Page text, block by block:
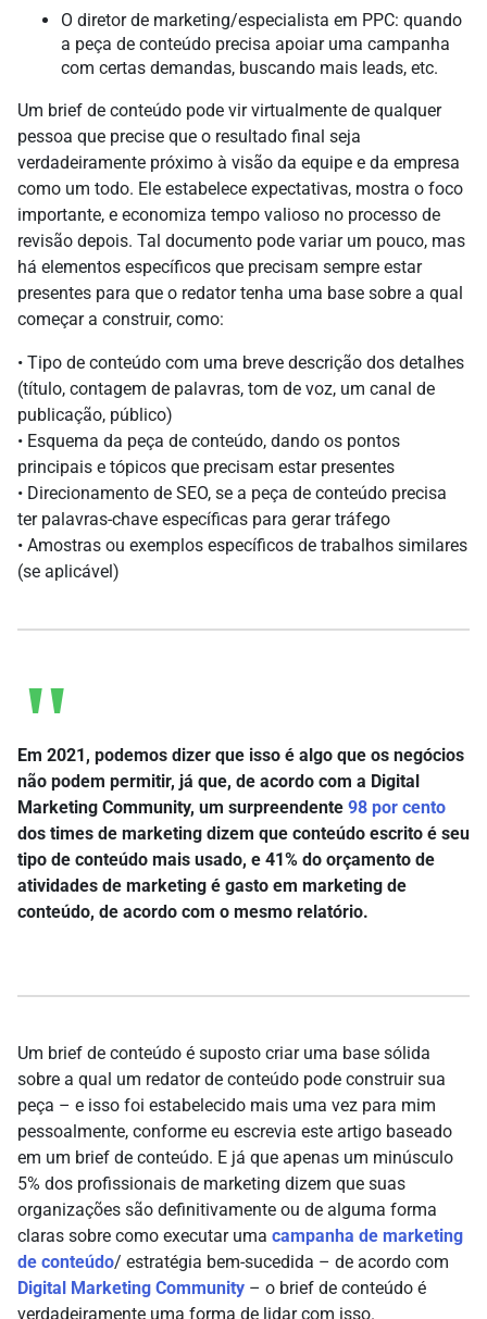
O diretor de marketing/especialista em PPC: quando
a peça de conteúdo precisa apoiar uma campanha
com certas demandas, buscando mais leads, etc.
Um brief de conteúdo pode vir virtualmente de qualquer
pessoa que precise que o resultado final seja
verdadeiramente próximo à visão da equipe e da empresa
como um todo. Ele estabelece expectativas, mostra o foco
importante, e economiza tempo valioso no processo de
revisão depois. Tal documento pode variar um pouco, mas
há elementos específicos que precisam sempre estar
presentes para que o redator tenha uma base sobre a qual
começar a construir, como:
• Tipo de conteúdo com uma breve descrição dos detalhes
(título, contagem de palavras, tom de voz, um canal de
publicação, público)
• Esquema da peça de conteúdo, dando os pontos
principais e tópicos que precisam estar presentes
• Direcionamento de SEO, se a peça de conteúdo precisa
ter palavras-chave específicas para gerar tráfego
• Amostras ou exemplos específicos de trabalhos similares
(se aplicável)
Em 2021, podemos dizer que isso é algo que os negócios
não podem permitir, já que, de acordo com a Digital
Marketing Community, um surpreendente 98 por cento
dos times de marketing dizem que conteúdo escrito é seu
tipo de conteúdo mais usado, e 41% do orçamento de
atividades de marketing é gasto em marketing de
conteúdo, de acordo com o mesmo relatório.
Um brief de conteúdo é suposto criar uma base sólida
sobre a qual um redator de conteúdo pode construir sua
peça – e isso foi estabelecido mais uma vez para mim
pessoalmente, conforme eu escrevia este artigo baseado
em um brief de conteúdo. E já que apenas um minúsculo
5% dos profissionais de marketing dizem que suas
organizações são definitivamente ou de alguma forma
claras sobre como executar uma campanha de marketing
de conteúdo/ estratégia bem-sucedida – de acordo com
Digital Marketing Community – o brief de conteúdo é
verdadeiramente uma forma de lidar com isso.